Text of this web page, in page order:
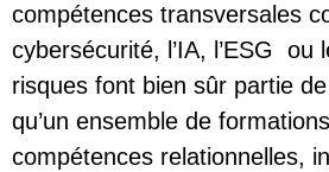
compétences transversales
cybersécurité, l’IA, l’ESG ou
risques font bien sûr partie
qu’un ensemble de
compétences relationnelles,